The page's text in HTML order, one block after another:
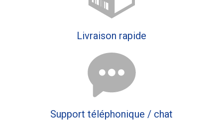
Livraison rapide
Support téléphonique / chat